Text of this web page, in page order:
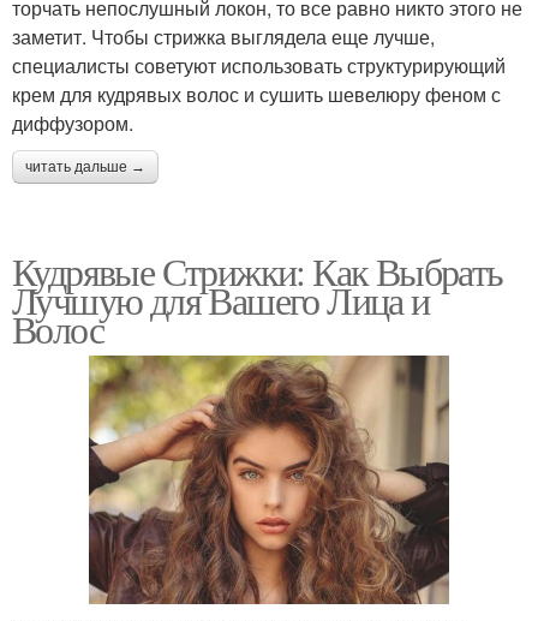
торчать непослушный локон, то все равно никто этого не
заметит. Чтобы стрижка выглядела еще лучше,
специалисты советуют использовать структурирующий
крем для кудрявых волос и сушить шевелюру феном с
диффузором.
читать дальше →
Кудрявые Стрижки: Как Выбрать
Лучшую для Вашего Лица и
Волос